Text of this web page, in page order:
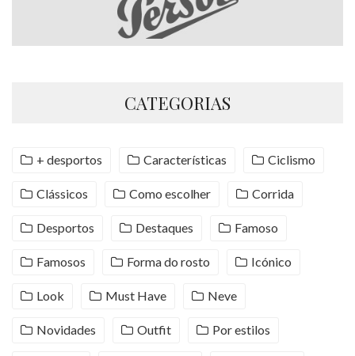
CATEGORIAS
+ desportos Características Ciclismo
Clássicos Como escolher Corrida
Desportos Destaques Famoso
Famosos Forma do rosto Icónico
Look Must Have Neve
Novidades Outfit Por estilos